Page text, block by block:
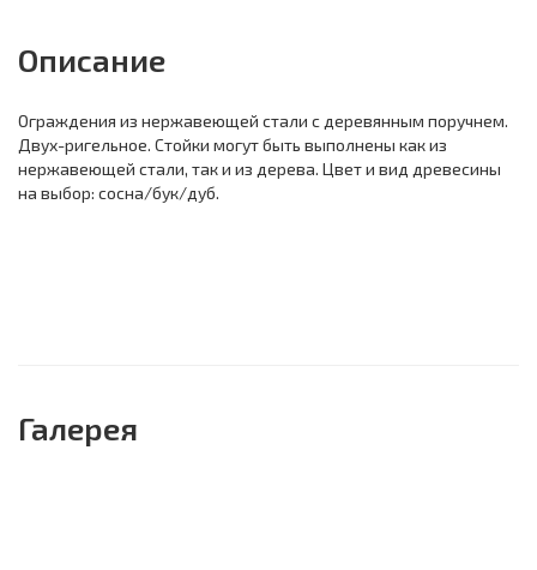
Описание
Ограждения из нержавеющей стали с деревянным поручнем.
Двух-ригельное. Стойки могут быть выполнены как из
нержавеющей стали, так и из дерева. Цвет и вид древесины
на выбор: сосна/бук/дуб.
Галерея